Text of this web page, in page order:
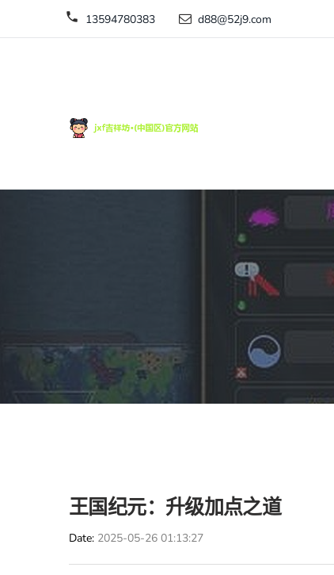
13594780383 d88@52j9.com
王国纪元：升级加点之道
Date 2025-05-26 01:13:27